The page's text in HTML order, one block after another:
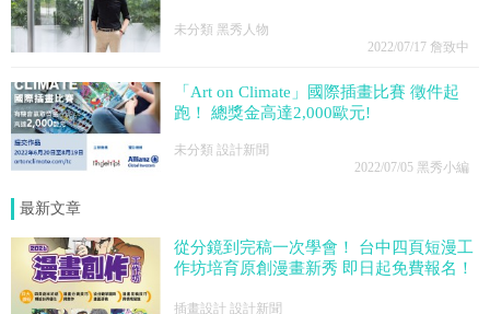
未分類 黑秀人物
2022/07/17詹致中
「Art on Climate」國際插畫比賽 徵件起
跑！ 總獎金高達2,000歐元!
未分類 設計新聞
2022/07/05黑秀小編
最新文章
從分鏡到完稿一次學會！ 台中四頁短漫工
作坊培育原創漫畫新秀 即日起免費報名！
插畫設計 設計新聞